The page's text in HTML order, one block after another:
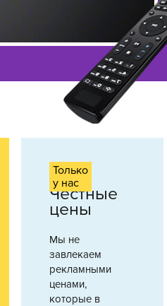
Только
у нас
Честные
цены
Мы не
завлекаем
рекламными
ценами,
которые в